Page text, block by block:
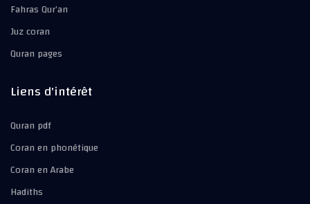
Fahras Qur’an
Juz coran
Quran pages
Liens d'intérêt
Quran pdf
Coran en phonétique
Coran en Arabe
Hadiths